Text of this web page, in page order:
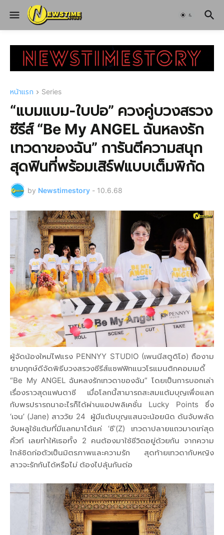
หน้าแรก Series
“แบมแบม-ใบปอ” ควงคู่บวงสรวง
ซีรีส์ “Be My ANGEL ฉันหลงรัก
เทวดาของฉัน” การันตีความสนุก
สุดฟินที่พร้อมเสิร์ฟแบบเต็มพิกัด
by Newstimestory - 10.6.68
ผู้จัดน้องใหม่ไฟแรง PENNYY STUDIO (เพนนีสตูดิโอ) ถืองาม
ยามฤกษ์ดีจัดพิธีบวงสรวงซีรีส์แซฟฟิกแนวโรแมนติกคอมเมดี้
“Be My ANGEL ฉันหลงรักเทวดาของฉัน” โดยเป็นการบอกเล่า
เรื่องราวสุดแฟนตาซี เมื่อโลกนี้สามารถสะสมแต้มบุญเพื่อแลก
กับพรปรารถนาอะไรก็ได้ผ่านแอปพลิเคชั่น Lucky Points ซึ่ง
‘เจน’ (Jane) สาววัย 24 ผู้มีแต้มบุญแสนจะน้อยนิด ดันจับพลัด
จับผลูใช้แต้มที่มีแลกมาได้แค่ ‘ซี’(Z) เทวดาปลายแถวมาดเท่สุด
คิ้วท์ เลยทำให้เธอทั้ง 2 คนต้องมาใช้ชีวิตอยู่ด้วยกัน จากความ
ใกล้ชิดก่อตัวเป็นมิตรภาพและความรัก สุดท้ายเทวดากับหญิง
สาวจะรักกันได้หรือไม่ ต้องไปลุ้นกันต่อ